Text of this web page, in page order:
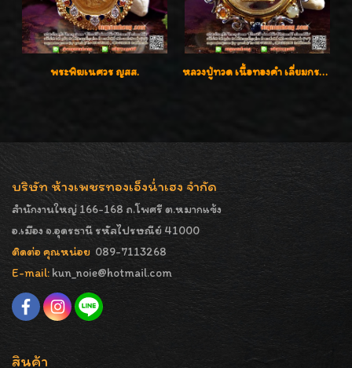
พระพิฆเนศวร ญสส. หลวงปู่ทวด เนื้อทองคำ เลี่ยมกรอบทองคำประดับเพชรแท้และพลอยนพเก้า น่ารักมากๆค่ะ
บริษัท ห้างเพชรทองเอ็งน่ำเฮง จำกัด
สำนักงานใหญ่ 166-168 ถ.โพศรี ต.หมากแข้ง
อ.เมือง จ.อุดรธานี รหัสไปรษณีย์ 41000
ติดต่อ คุณหน่อย 089-7113268
E-mail: kun_noie@hotmail.com
สินค้า